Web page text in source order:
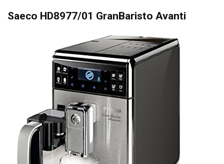
Saeco HD8977/01 GranBaristo Avanti